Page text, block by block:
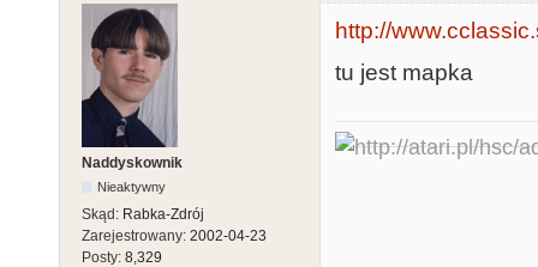
Naddyskownik
Nieaktywny
Skąd: Rabka-Zdrój
Zarejestrowany: 2002-04-23
Posty: 8,329
http://
tu jest mapka